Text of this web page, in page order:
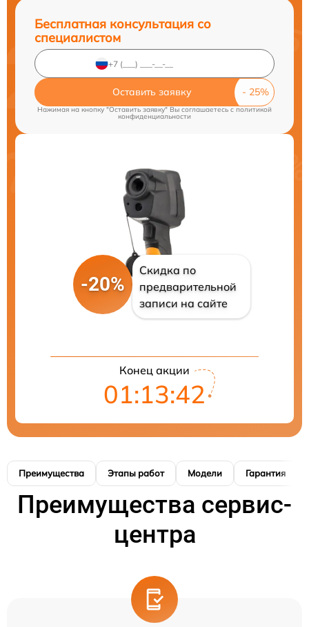
Бесплатная консультация со
специалистом
Оставить заявку
Нажимая на кнопку "Оставить заявку" Вы соглашаетесь cполитикой
конфиденциальности
-20%
Скидка по
предварительной
записи на сайте
Конец акции
01:13:41
Преимущества Этапы работ Модели Гарантия
Преимущества сервис-
центра